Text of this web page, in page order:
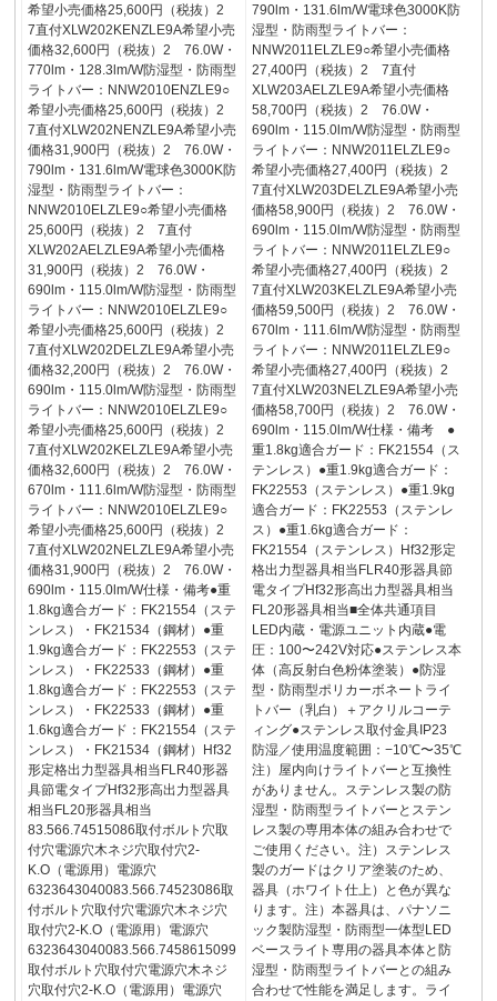
希望小売価格25,600円（税抜）2
7直付XLW202KENZLE9A希望小売
価格32,600円（税抜）2 76.0W・
770lm・128.3lm/W防湿型・防雨型
ライトバー：NNW2010ENZLE9○
希望小売価格25,600円（税抜）2
7直付XLW202NENZLE9A希望小売
価格31,900円（税抜）2 76.0W・
790lm・131.6lm/W電球色3000K防
湿型・防雨型ライトバー：
NNW2010ELZLE9○希望小売価格
25,600円（税抜）2 7直付
XLW202AELZLE9A希望小売価格
31,900円（税抜）2 76.0W・
690lm・115.0lm/W防湿型・防雨型
ライトバー：NNW2010ELZLE9○
希望小売価格25,600円（税抜）2
7直付XLW202DELZLE9A希望小売
価格32,200円（税抜）2 76.0W・
690lm・115.0lm/W防湿型・防雨型
ライトバー：NNW2010ELZLE9○
希望小売価格25,600円（税抜）2
7直付XLW202KELZLE9A希望小売
価格32,600円（税抜）2 76.0W・
670lm・111.6lm/W防湿型・防雨型
ライトバー：NNW2010ELZLE9○
希望小売価格25,600円（税抜）2
7直付XLW202NELZLE9A希望小売
価格31,900円（税抜）2 76.0W・
690lm・115.0lm/W仕様・備考●重
1.8kg適合ガード：FK21554（ステ
ンレス）・FK21534（鋼材）●重
1.9kg適合ガード：FK22553（ステ
ンレス）・FK22533（鋼材）●重
1.8kg適合ガード：FK22553（ステ
ンレス）・FK22533（鋼材）●重
1.6kg適合ガード：FK21554（ステ
ンレス）・FK21534（鋼材）Hf32
形定格出力型器具相当FLR40形器
具節電タイプHf32形高出力型器具
相当FL20形器具相当
83.566.74515086取付ボルト穴取
付穴電源穴木ネジ穴取付穴2-
K.O（電源用）電源穴
6323643040083.566.74523086取
付ボルト穴取付穴電源穴木ネジ穴
取付穴2-K.O（電源用）電源穴
6323643040083.566.7458615099
取付ボルト穴取付穴電源穴木ネジ
穴取付穴2-K.O（電源用）電源穴
790lm・131.6lm/W電球色3000K防
湿型・防雨型ライトバー：
NNW2011ELZLE9○希望小売価格
27,400円（税抜）2 7直付
XLW203AELZLE9A希望小売価格
58,700円（税抜）2 76.0W・
690lm・115.0lm/W防湿型・防雨型
ライトバー：NNW2011ELZLE9○
希望小売価格27,400円（税抜）2
7直付XLW203DELZLE9A希望小売
価格58,900円（税抜）2 76.0W・
690lm・115.0lm/W防湿型・防雨型
ライトバー：NNW2011ELZLE9○
希望小売価格27,400円（税抜）2
7直付XLW203KELZLE9A希望小売
価格59,500円（税抜）2 76.0W・
670lm・111.6lm/W防湿型・防雨型
ライトバー：NNW2011ELZLE9○
希望小売価格27,400円（税抜）2
7直付XLW203NELZLE9A希望小売
価格58,700円（税抜）2 76.0W・
690lm・115.0lm/W仕様・備考 ●
重1.8kg適合ガード：FK21554（ス
テンレス）●重1.9kg適合ガード：
FK22553（ステンレス）●重1.9kg
適合ガード：FK22553（ステンレ
ス）●重1.6kg適合ガード：
FK21554（ステンレス）Hf32形定
格出力型器具相当FLR40形器具節
電タイプHf32形高出力型器具相当
FL20形器具相当■全体共通項目
LED内蔵・電源ユニット内蔵●電
圧：100〜242V対応●ステンレス本
体（高反射白色粉体塗装）●防湿
型・防雨型ポリカーボネートライ
トバー（乳白）＋アクリルコーテ
ィング●ステンレス取付金具IP23
防湿／使用温度範囲：−10℃〜35℃
注）屋内向けライトバーと互換性
がありません。ステンレス製の防
湿型・防雨型ライトバーとステン
レス製の専用本体の組み合わせで
ご使用ください。注）ステンレス
製のガードはクリア塗装のため、
器具（ホワイト仕上）と色が異な
ります。注）本器具は、パナソニ
ック製防湿型・防雨型一体型LED
ベースライト専用の器具本体と防
湿型・防雨型ライトバーとの組み
合わせで性能を満足します。ライ